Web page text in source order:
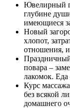
Ювелирный
глубине
имеющиеся
Новый
хлопот,
отношения, и
повара –
лакомок. Еда
Курс
без всякой
домашнего